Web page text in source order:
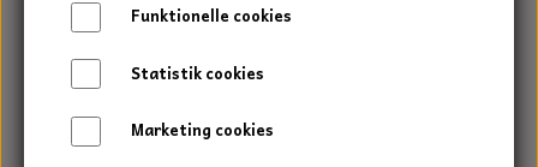
PAKDÅSER
LÅSERINGE
HAVE/PARK
UNIVERSALE REMME TIL PLÆNEKLIPPER OG
HAVETRAKTOR
TRAKTOR/ENTREPRENØR
Funktionelle cookies
Statistik cookies
Marketing cookies